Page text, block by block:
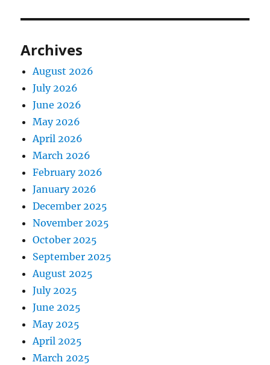
Archives
August 2026
July 2026
June 2026
May 2026
April 2026
March 2026
February 2026
January 2026
December 2025
November 2025
October 2025
September 2025
August 2025
July 2025
June 2025
May 2025
April 2025
March 2025